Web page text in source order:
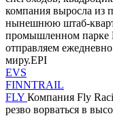
компания выросла из
нынешнюю штаб-
промышленном парке
отправляем
миру.EPI
EVS
FINNTRAIL
FLY Компания Fly
резво ворваться в